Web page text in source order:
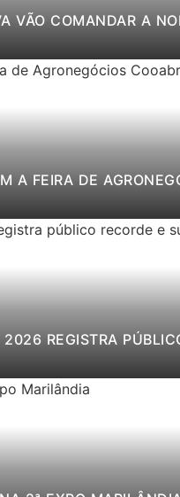
VÃO COMANDAR A
A FEIRA DE
REGISTRA